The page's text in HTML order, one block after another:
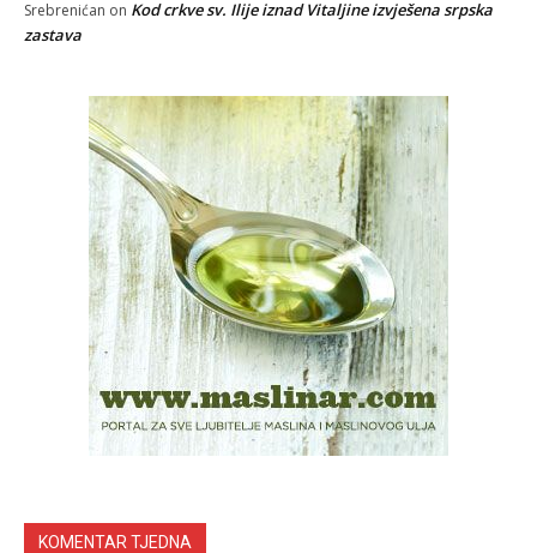
Srebrenićan on Kod crkve sv. Ilije iznad Vitaljine izvješena srpska
zastava
KOMENTAR TJEDNA